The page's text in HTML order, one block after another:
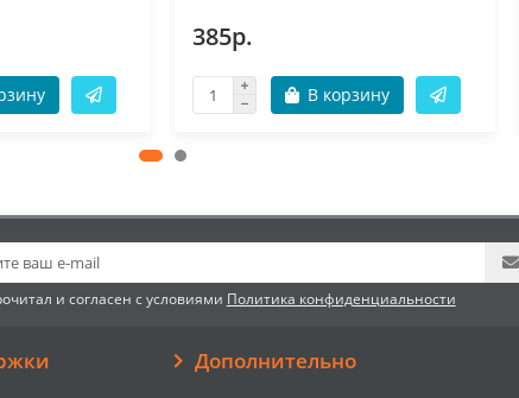
385р.
В корзину
и согласен с условиями Политика конфиденциальности
Дополнительно